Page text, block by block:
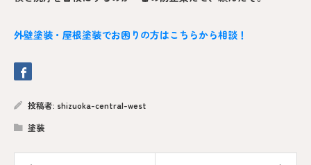
外壁塗装・屋根塗装でお困りの方はこちらから相談！
投稿者: shizuoka-central-west
塗装